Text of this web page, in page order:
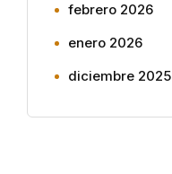
febrero 2026
enero 2026
diciembre 2025